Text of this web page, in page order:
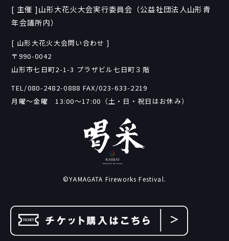
[ 主催 ]山形大花火大会実行委員会（公益社団法人山形青
年会議所内）
[ 山形大花火大会問い合わせ ]
〒990-0042
山形市七日町2-1-3 プラザビル七日町３階
TEL/080-2482-0888 FAX/023-633-2219
月曜〜金曜 13:00〜17:00（土・日・祝日はお休み）
©YAMAGATA Fireworks Festival.